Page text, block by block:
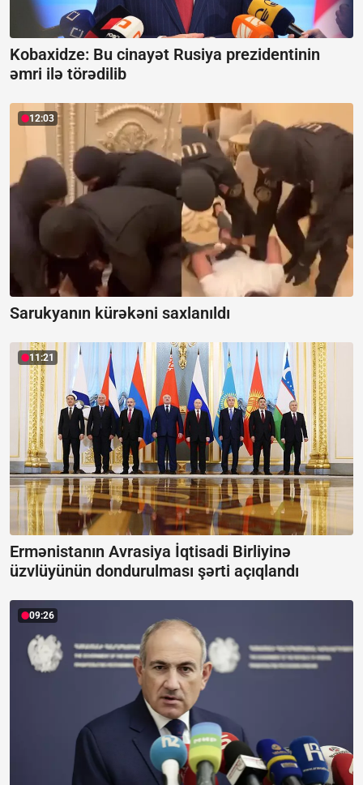
Kobaxidze: Bu cinayət Rusiya prezidentinin
əmri ilə törədilib
12:03
Sarukyanın kürəkəni saxlanıldı
11:21
Ermənistanın Avrasiya İqtisadi Birliyinə
üzvlüyünün dondurulması şərti açıqlandı
09:26